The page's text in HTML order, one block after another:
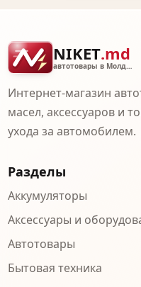
NIKET.md
автотовары в Молдове
Интернет-магазин
масел, аксессуаров и
ухода за автомобилем.
Разделы
Аккумуляторы
Аксессуары и
Автотовары
Бытовая техника